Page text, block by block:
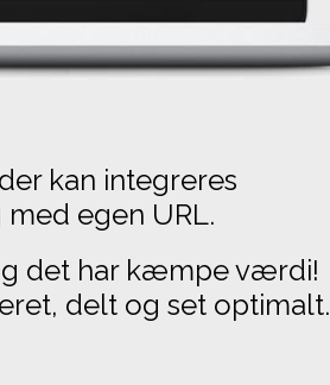
kan integreres
egen URL.
det har kæmpe værdi!
delt og set optimalt.